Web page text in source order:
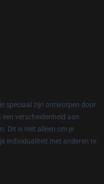
speciaal zijn ontworpen door
verscheidenheid aan
Dit is niet alleen om je
individualiteit met anderen te